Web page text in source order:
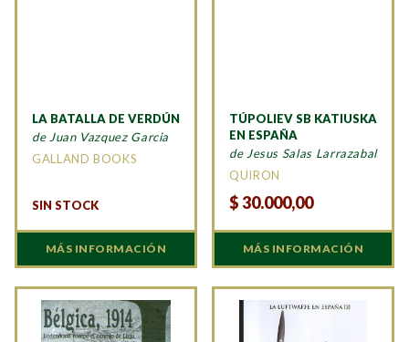
LA BATALLA DE VERDÚN
de Juan Vazquez Garcia
GALLAND BOOKS
SIN STOCK
MÁS INFORMACIÓN
TÚPOLIEV SB KATIUSKA
EN ESPAÑA
de Jesus Salas Larrazabal
QUIRON
$30.000,00
MÁS INFORMACIÓN